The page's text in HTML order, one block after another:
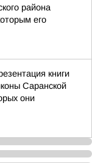
района
его
книги
Саранской
они